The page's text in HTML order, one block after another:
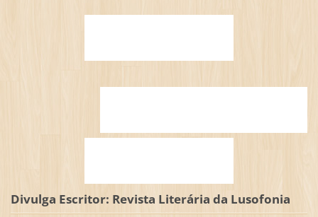
Divulga Escritor: Revista Literária da Lusofonia